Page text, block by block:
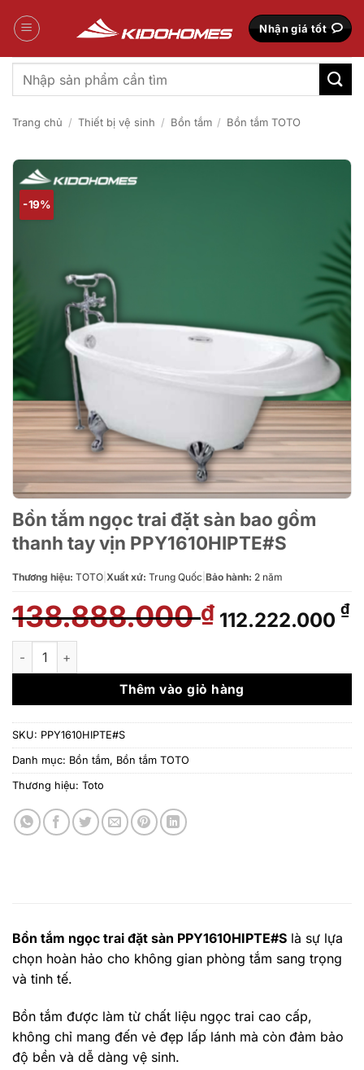
qua
Nhận giá tốt
Tìm
kiếm:
Trang chủ / Thiết bị vệ sinh / Bồn tắm / Bồn tắm TOTO
-19%
Bồn tắm ngọc trai đặt sàn bao gồm
thanh tay vịn PPY1610HIPTE#S
Thương hiệu: TOTO Xuất xứ: Trung Quốc Bảo hành: 2 năm
138.888.000₫ Giá
gốc
138.888.000 ₫.
112.222.000 ₫
Bồn tắm ngọc trai đặt sàn bao gồm thanh tay vịn
Thêm vào giỏ hàng
SKU: PPY1610HIPTE#S
Danh mục: Bồn tắm, Bồn tắm TOTO
Thương hiệu: Toto
Bồn tắm ngọc trai đặt sàn PPY1610HIPTE#S là sự lựa
chọn hoàn hảo cho không gian phòng tắm sang trọng
và tinh tế.
Bồn tắm được làm từ chất liệu ngọc trai cao cấp,
không chỉ mang đến vẻ đẹp lấp lánh mà còn đảm bảo
độ bền và dễ dàng vệ sinh.